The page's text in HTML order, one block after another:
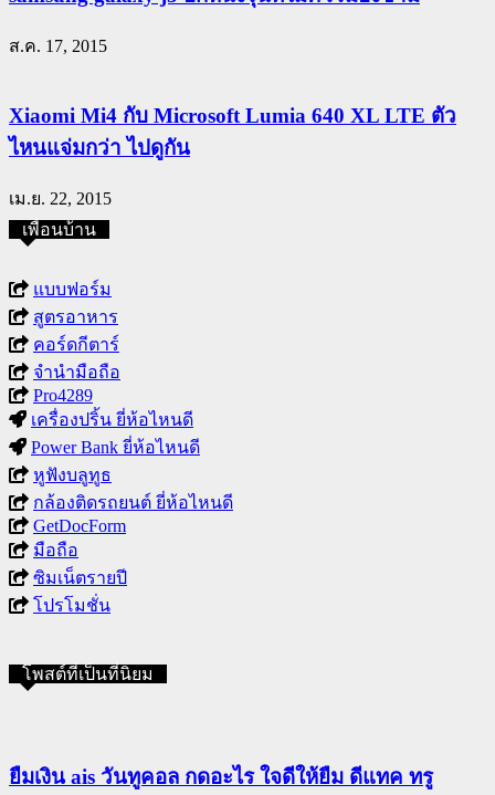
ส.ค. 17, 2015
Xiaomi Mi4 กับ Microsoft Lumia 640 XL LTE ตัว
ไหนแจ่มกว่า ไปดูกัน
เม.ย. 22, 2015
เพื่อนบ้าน
แบบฟอร์ม
สูตรอาหาร
คอร์ดกีตาร์
จำนำมือถือ
Pro4289
เครื่องปริ้น ยี่ห้อไหนดี
Power Bank ยี่ห้อไหนดี
หูฟังบลูทูธ
กล้องติดรถยนต์ ยี่ห้อไหนดี
GetDocForm
มือถือ
ซิมเน็ตรายปี
โปรโมชั่น
โพสต์ที่เป็นที่นิยม
ยืมเงิน ais วันทูคอล กดอะไร ใจดีให้ยืม ดีแทค ทรู